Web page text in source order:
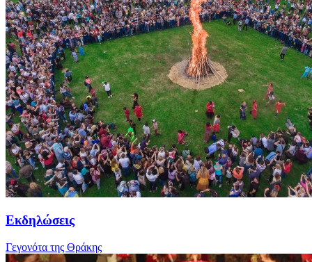
Εκδηλώσεις
Γεγονότα της Θράκης